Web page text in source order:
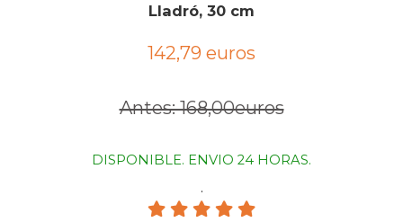
Lladró, 30 cm
142,79 euros
Antes: 168,00euros
DISPONIBLE. ENVIO 24 HORAS.
.